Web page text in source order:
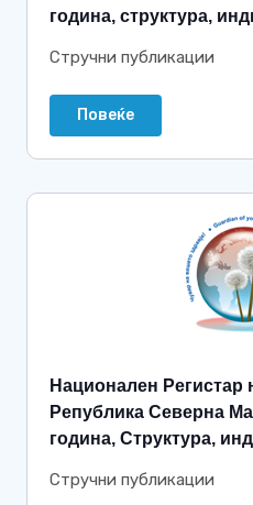
година, структура,
Стручни публикации
Повеќе
Национален Регистар
Република Северна
година, Структура,
Стручни публикации